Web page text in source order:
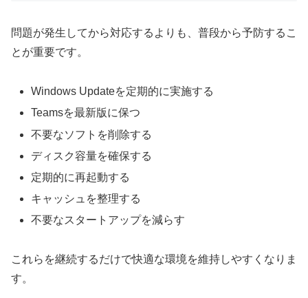
問題が発生してから対応するよりも、普段から予防するこ
とが重要です。
Windows Updateを定期的に実施する
Teamsを最新版に保つ
不要なソフトを削除する
ディスク容量を確保する
定期的に再起動する
キャッシュを整理する
不要なスタートアップを減らす
これらを継続するだけで快適な環境を維持しやすくなりま
す。